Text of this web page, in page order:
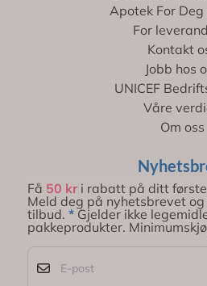
Apotek For
For
Kontakt
Jobb hos
UNICEF
Våre
Om oss
Få 50 kri rabatt på ditt første
Meld deg på nyhetsbrevet
tilbud. *Gjelder ikke
pakkeprodukter.